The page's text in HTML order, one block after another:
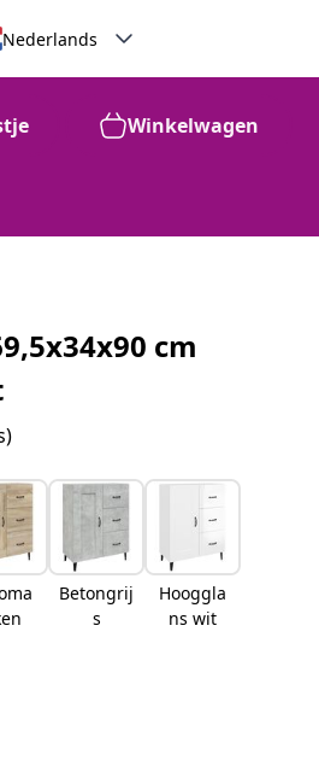
Nederlands
Winkelwagen
cm
Betongrij
s
Hooggla
ns wit